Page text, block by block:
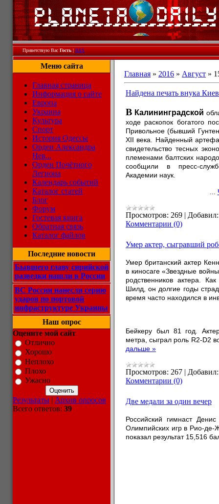
Приветствую Вас Гость|RSS
Меню сайта
Главная страница
Информация о сайте
Европа
Украина
Культура
Спорт
История Одессы
Орден Александра
Нев...
Орден Почётного
Легиона
Календарь событий
Каталог статей
Блог
Форум
Гостевая книга
Обратная связь
Каталог файлов
Последние новости
Бывшего главу сирийской
разведки нашли в России
ВС России нанесли серию
ударов по портовой
инфраструктуре Украины
Наш опрос
Оцените мой сайт
Отлично
Хорошо
Неплохо
Плохо
Ужасно
Результаты | Архив опросов
Всего ответов: 39
Главная » 2016 » Август »
Найдена печать внука
В Калининградской
ходе раскопок богатого
Привольное (бывший
XII века. Найденный
свидетельство тесных
племенами балтских
сообщили в пресс-
Академии наук.
Просмотров: 269 | Добавил:
Комментарии (0)
Умер актер, сыгравший
Умер британский актер
в киносаге «Звездные
родственников актера.
Шилд, он долгие годы
время часто находился в
Бейкеру был 81 год.
метра, сыграл роль R2-D2
дальше »
Просмотров: 267 | Добавил:
Комментарии (0)
Две медали за один вечер
Российский гимнаст
Олимпийских игр в Рио-
показал результат 15,516